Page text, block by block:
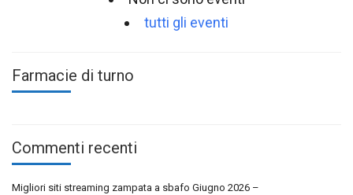
tutti gli eventi
Farmacie di turno
Commenti recenti
Migliori siti streaming zampata a sbafo Giugno 2026 –